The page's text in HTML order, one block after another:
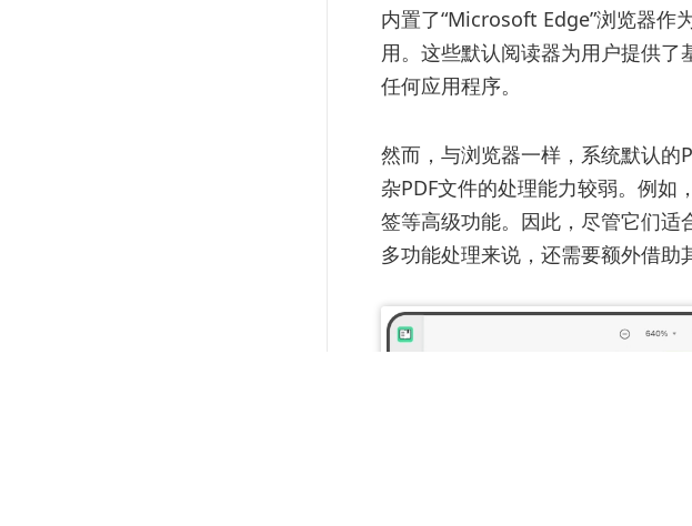
内置了“Microsoft Edge”浏览器作
用。这些默认阅读器为用户提供
任何应用程序。
然而，与浏览器一样，系统默认的
杂PDF文件的处理能力较弱。例如
签等高级功能。因此，尽管它们
多功能处理来说，还需要额外借助